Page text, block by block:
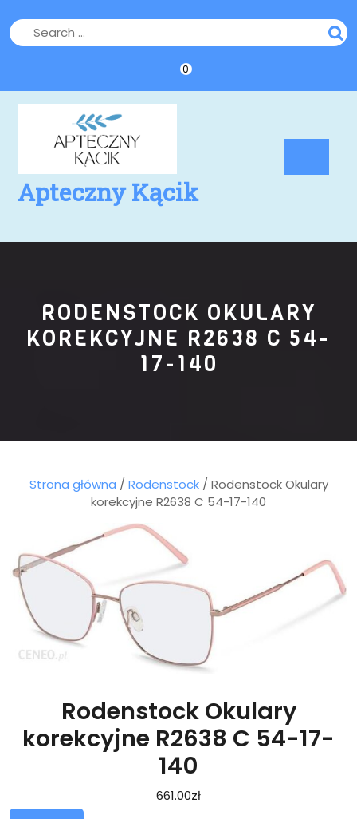
to
content
0
Apteczny Kącik
RODENSTOCK OKULARY
KOREKCYJNE R2638 C 54-
17-140
Strona główna / Rodenstock/ Rodenstock Okulary
korekcyjne R2638 C 54-17-140
Rodenstock Okulary
korekcyjne R2638 C 54-17-
140
661.00zł